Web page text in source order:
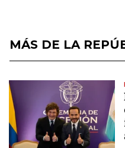
MÁS DE LA